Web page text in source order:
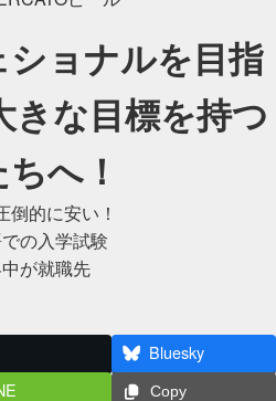
ョナルを目指
きな目標を持つ
へ！
倒的に安い！
の入学試験
が就職先
Bluesky
Copy